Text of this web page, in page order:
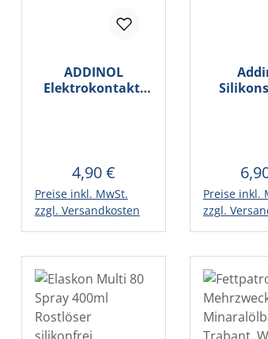
ADDINOL
Elektrokontakt-
Regulärer Preis:
4,90 €
Preise inkl. MwSt.
zzgl. Versandkosten
In den Warenkorb
Preise inkl.
zzgl.In den